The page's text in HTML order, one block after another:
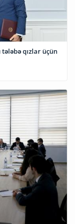
qızlar üçün